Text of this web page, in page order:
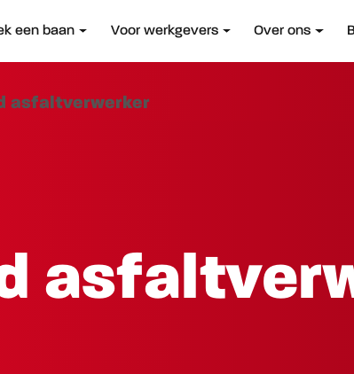
een baan Voor werkgevers Over ons
asfaltverwerker